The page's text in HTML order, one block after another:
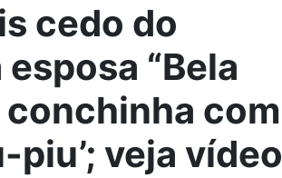
cedo do
“Bela
com
piu’; veja vídeo